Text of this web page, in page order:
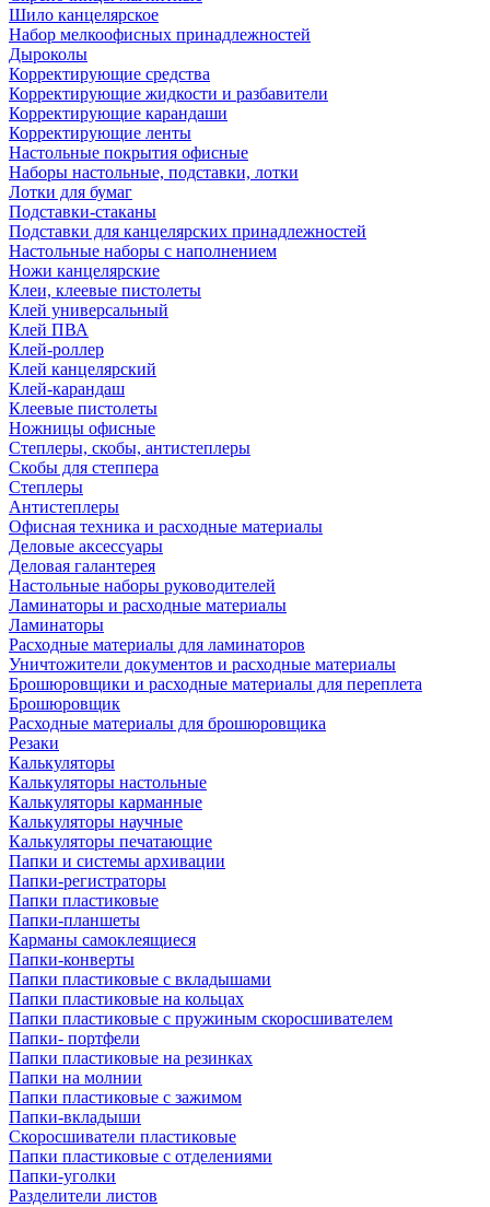
Шило канцелярское
Набор мелкоофисных принадлежностей
Дыроколы
Корректирующие средства
Корректирующие жидкости и разбавители
Корректирующие карандаши
Корректирующие ленты
Настольные покрытия офисные
Наборы настольные, подставки, лотки
Лотки для бумаг
Подставки-стаканы
Подставки для канцелярских принадлежностей
Настольные наборы с наполнением
Ножи канцелярские
Клеи, клеевые пистолеты
Клей универсальный
Клей ПВА
Клей-роллер
Клей канцелярский
Клей-карандаш
Клеевые пистолеты
Ножницы офисные
Степлеры, скобы, антистеплеры
Скобы для степпера
Степлеры
Антистеплеры
Офисная техника и расходные материалы
Деловые аксессуары
Деловая галантерея
Настольные наборы руководителей
Ламинаторы и расходные материалы
Ламинаторы
Расходные материалы для ламинаторов
Уничтожители документов и расходные материалы
Брошюровщики и расходные материалы для переплета
Брошюровщик
Расходные материалы для брошюровщика
Резаки
Калькуляторы
Калькуляторы настольные
Калькуляторы карманные
Калькуляторы научные
Калькуляторы печатающие
Папки и системы архивации
Папки-регистраторы
Папки пластиковые
Папки-планшеты
Карманы самоклеящиеся
Папки-конверты
Папки пластиковые с вкладышами
Папки пластиковые на кольцах
Папки пластиковые с пружиным скоросшивателем
Папки- портфели
Папки пластиковые на резинках
Папки на молнии
Папки пластиковые с зажимом
Папки-вкладыши
Скоросшиватели пластиковые
Папки пластиковые с отделениями
Папки-уголки
Разделители листов